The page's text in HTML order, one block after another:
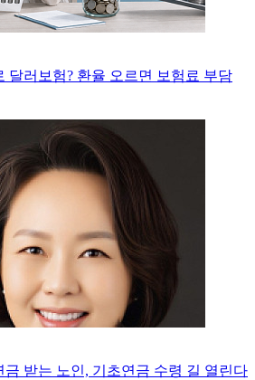
달러보험? 환율 오르면 보험료 부담
금 받는 노인, 기초연금 수령 길 열린다